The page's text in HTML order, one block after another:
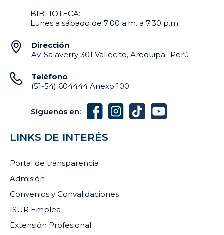
BIBLIOTECA:
Lunes a sábado de 7:00 a.m. a 7:30 p.m.
Dirección
Av. Salaverry 301 Vallecito, Arequipa- Perú
Teléfono
(51-54) 604444 Anexo 100
Síguenos en:
LINKS DE INTERÉS
Portal de transparencia
Admisión
Convenios y Convalidaciones
ISUR Emplea
Extensión Profesional